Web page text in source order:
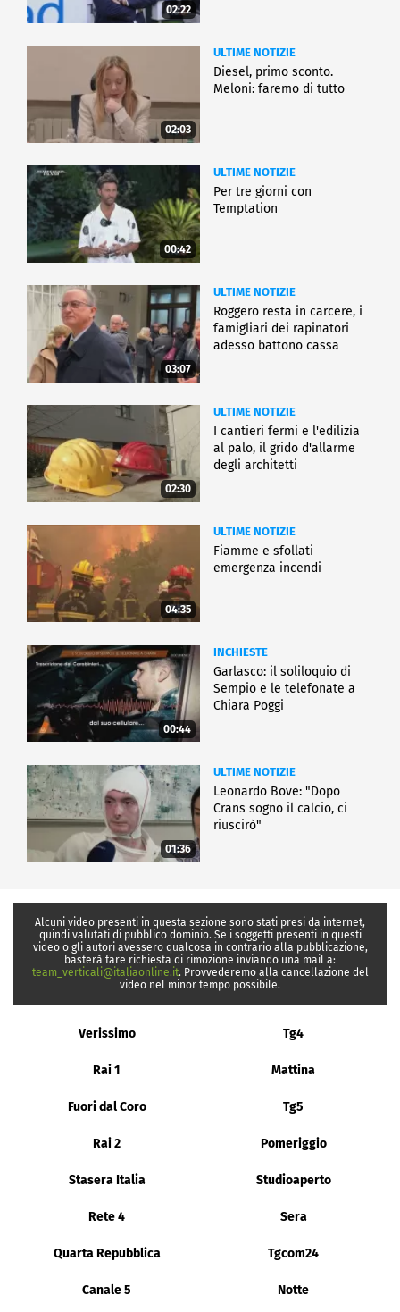
02:22
02:03
ULTIME NOTIZIE
Diesel, primo sconto.
Meloni: faremo di tutto
00:42
ULTIME NOTIZIE
Per tre giorni con
Temptation
03:07
ULTIME NOTIZIE
Roggero resta in carcere, i
famigliari dei rapinatori
adesso battono cassa
02:30
ULTIME NOTIZIE
I cantieri fermi e l'edilizia
al palo, il grido d'allarme
degli architetti
04:35
ULTIME NOTIZIE
Fiamme e sfollati
emergenza incendi
00:44
INCHIESTE
Garlasco: il soliloquio di
Sempio e le telefonate a
Chiara Poggi
01:36
ULTIME NOTIZIE
Leonardo Bove: "Dopo
Crans sogno il calcio, ci
riuscirò"
Alcuni video presenti in questa sezione sono stati presi da internet,
quindi valutati di pubblico dominio. Se i soggetti presenti in questi
video o gli autori avessero qualcosa in contrario alla pubblicazione,
basterà fare richiesta di rimozione inviando una mail a:
team_verticali@italiaonline.it. Provvederemo alla cancellazione del
video nel minor tempo possibile.
Verissimo Tg4
Rai 1 Mattina
Fuori dal Coro Tg5
Rai 2 Pomeriggio
Stasera Italia Studioaperto
Rete 4 Sera
Quarta Repubblica Tgcom24
Canale 5 Notte